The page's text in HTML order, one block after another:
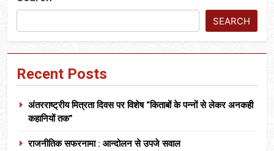
SEARCH
Recent Posts
अंतरराष्ट्रीय मित्रता दिवस पर विशेष “किताबों के पन्नों से लेकर अनकही
कहानियों तक”
राजनीतिक सफरनामा : आन्दोलन से उपजे सवाल